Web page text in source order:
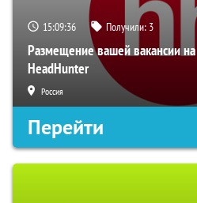
15:09:35 Получили: 3
Размещение вашей вакансии
HeadHunter
Россия
Перейти